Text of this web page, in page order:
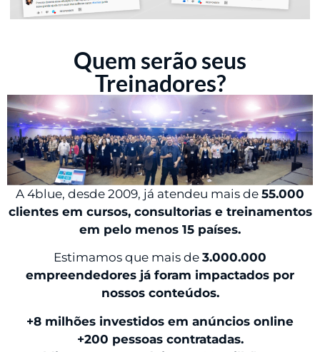
Quem serão seus
Treinadores?
A 4blue, desde 2009, já atendeu mais de 55.000
clientes em cursos, consultorias e treinamentos
em pelo menos 15 países.
Estimamos que mais de 3.000.000
empreendedores já foram impactados por
nossos conteúdos.
+8 milhões investidos em anúncios online
+200 pessoas contratadas.